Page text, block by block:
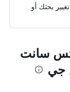
بحثك أو
سانت
جي